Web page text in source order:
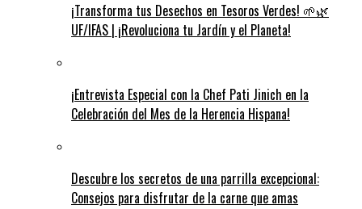
¡Transforma tus Desechos en Tesoros Verdes! 🌱🌿
UF/IFAS | ¡Revoluciona tu Jardín y el Planeta!
¡Entrevista Especial con la Chef Pati Jinich en la
Celebración del Mes de la Herencia Hispana!
Descubre los secretos de una parrilla excepcional:
Consejos para disfrutar de la carne que amas